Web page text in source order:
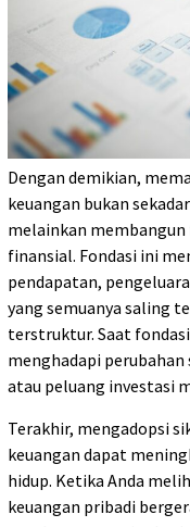
Dengan demikian,
keuangan bukan
melainkan membangun
finansial. Fondasi ini
pendapatan,
yang semuanya saling
terstruktur. Saat
menghadapi
atau peluang investasi
Terakhir, mengadopsi
keuangan dapat
hidup. Ketika Anda
keuangan pribadi